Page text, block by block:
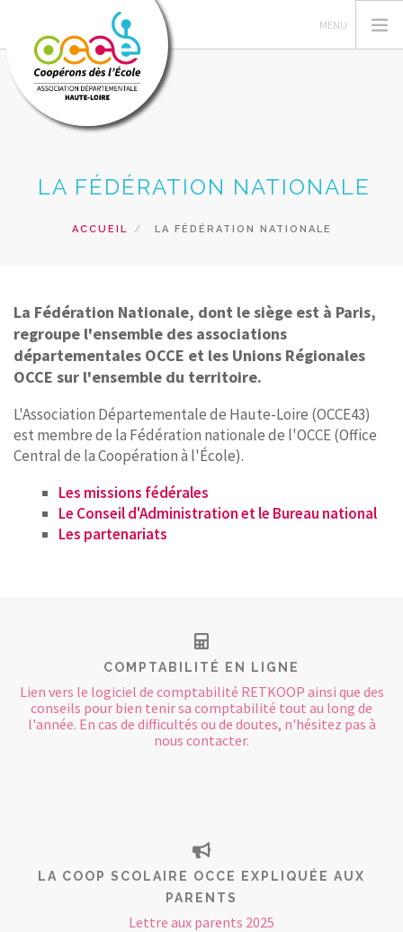
GERER SA COOPERATIVE
PRÊTS ET SERVICES
INFOS
CONTACT
LA FÉDÉRATION NATIONALE
ACCUEIL LA FÉDÉRATION NATIONALE
La Fédération Nationale, dont le siège est à Paris,
regroupe l'ensemble des associations
départementales OCCE et les Unions Régionales
OCCE sur l'ensemble du territoire.
L'Association Départementale de Haute-Loire (OCCE43)
est membre de la Fédération nationale de l'OCCE (Office
Central de la Coopération à l'École).
Les missions fédérales
Le Conseil d'Administration et le Bureau national
Les partenariats
COMPTABILITÉ EN LIGNE
Lien vers le logiciel de comptabilité RETKOOP ainsi que des
conseils pour bien tenir sa comptabilité tout au long de
l'année. En cas de difficultés ou de doutes, n'hésitez pas à
nous contacter.
LA COOP SCOLAIRE OCCE EXPLIQUÉE AUX
PARENTS
Lettre aux parents 2025